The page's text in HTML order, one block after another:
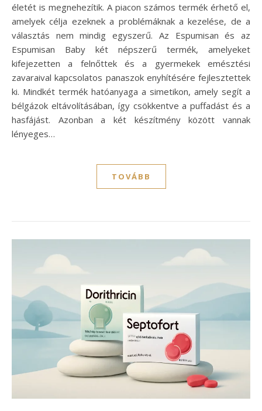
életét is megnehezítik. A piacon számos termék érhető el,
amelyek célja ezeknek a problémáknak a kezelése, de a
választás nem mindig egyszerű. Az Espumisan és az
Espumisan Baby két népszerű termék, amelyeket
kifejezetten a felnőttek és a gyermekek emésztési
zavaraival kapcsolatos panaszok enyhítésére fejlesztettek
ki. Mindkét termék hatóanyaga a simetikon, amely segít a
bélgázok eltávolításában, így csökkentve a puffadást és a
hasfájást. Azonban a két készítmény között vannak
lényeges…
TOVÁBB